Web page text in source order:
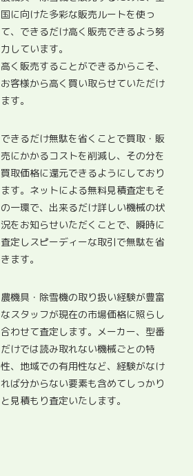
国に向けた多彩な販売ルートを使っ
て、できるだけ高く販売できるよう努
力しています。
高く販売することができるからこそ、
お客様から高く買い取らせていただけ
ます。
できるだけ無駄を省くことで買取・販
売にかかるコストを削減し、その分を
買取価格に還元できるようにしており
ます。ネットによる無料見積査定もそ
の一環で、出来るだけ詳しい機械の状
況をお知らせいただくことで、瞬時に
査定しスピーディーな取引で無駄を省
きます。
農機具・除雪機の取り扱い経験が豊富
なスタッフが現在の市場価格に照らし
合わせて査定します。メーカー、型番
だけでは読み取れない機械ごとの特
性、地域での有用性など、経験がなけ
れば分からない要素も含めてしっかり
と見積もり査定いたします。